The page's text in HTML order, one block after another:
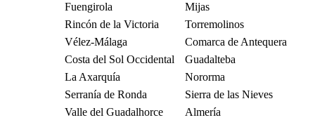
Fuengirola
Mijas
Rincón de la Victoria
Torremolinos
Vélez-Málaga
Comarca de Antequera
Costa del Sol Occidental
Guadalteba
La Axarquía
Nororma
Serranía de Ronda
Sierra de las Nieves
Valle del Guadalhorce
Almería